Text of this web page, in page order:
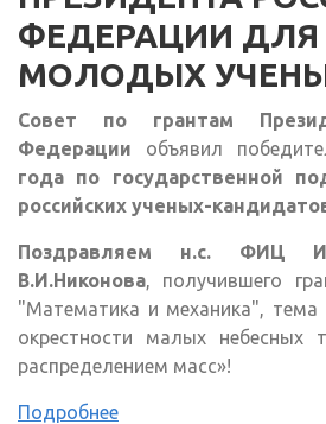
ФЕДЕРАЦИИ ДЛЯ
МОЛОДЫХ
Совет по грантам
Федерации объявил
года по государственной
российских ученых-
Поздравляем н.с. ФИЦ
В.И.Никонова, получившего
"Математика и механика", тема
окрестности малых небесных
распределением масс»!
Подробнее